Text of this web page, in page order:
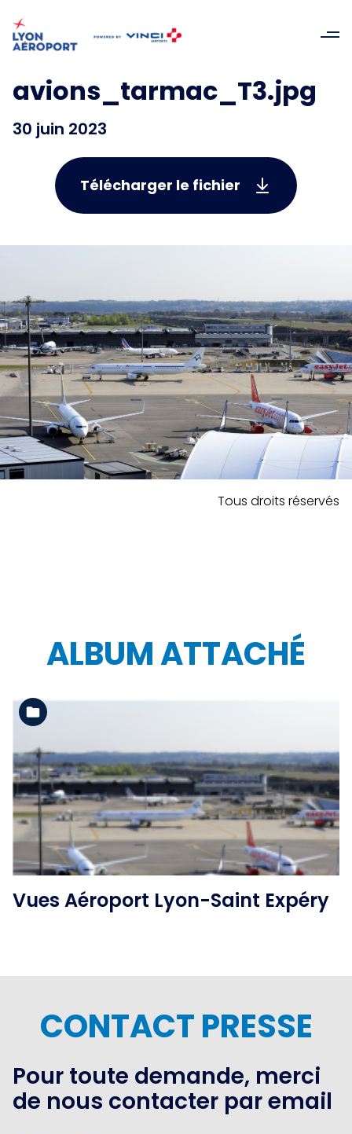
avions_tarmac_T3.jpg
30 juin 2023
Télécharger le fichier
Tous droits réservés
ALBUM ATTACHÉ
Voir l'album
Vues Aéroport Lyon-Saint Expéry
CONTACT PRESSE
Pour toute demande, merci
de nous contacter par email